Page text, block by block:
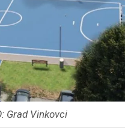
Grad Vinkovci